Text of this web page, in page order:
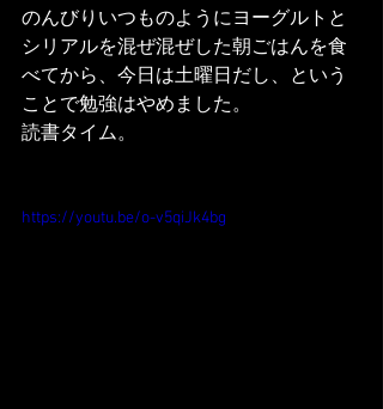
のんびりいつものようにヨーグルトと
シリアルを混ぜ混ぜした朝ごはんを食
べてから、今日は土曜日だし、という
ことで勉強はやめました。
読書タイム。
https://youtu.be/o-v5qiJk4bg